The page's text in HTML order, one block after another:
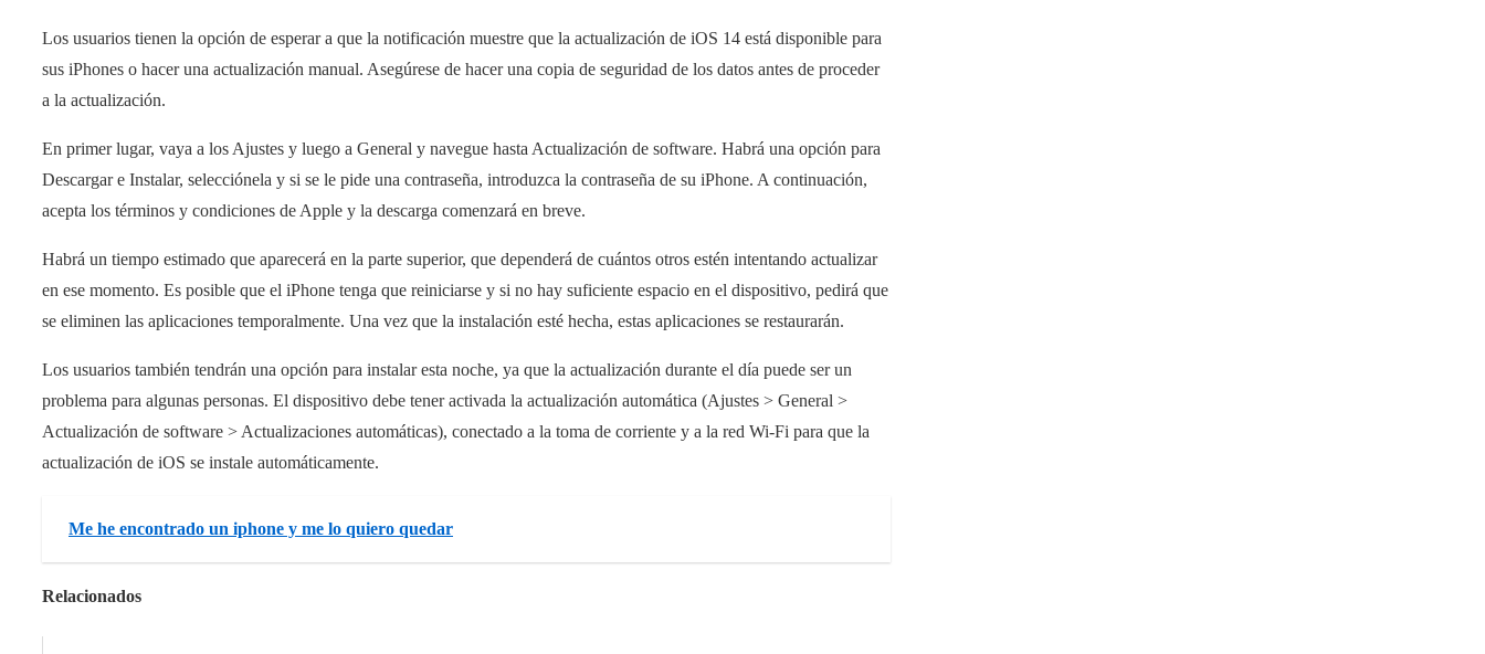
Los usuarios tienen la opción de esperar a que la notificación muestre que la actualización de iOS 14 está disponible para
sus iPhones o hacer una actualización manual. Asegúrese de hacer una copia de seguridad de los datos antes de proceder
a la actualización.
En primer lugar, vaya a los Ajustes y luego a General y navegue hasta Actualización de software. Habrá una opción para
Descargar e Instalar, selecciónela y si se le pide una contraseña, introduzca la contraseña de su iPhone. A continuación,
acepta los términos y condiciones de Apple y la descarga comenzará en breve.
Habrá un tiempo estimado que aparecerá en la parte superior, que dependerá de cuántos otros estén intentando actualizar
en ese momento. Es posible que el iPhone tenga que reiniciarse y si no hay suficiente espacio en el dispositivo, pedirá que
se eliminen las aplicaciones temporalmente. Una vez que la instalación esté hecha, estas aplicaciones se restaurarán.
Los usuarios también tendrán una opción para instalar esta noche, ya que la actualización durante el día puede ser un
problema para algunas personas. El dispositivo debe tener activada la actualización automática (Ajustes > General >
Actualización de software > Actualizaciones automáticas), conectado a la toma de corriente y a la red Wi-Fi para que la
actualización de iOS se instale automáticamente.
Me he encontrado un iphone y me lo quiero quedar
Relacionados